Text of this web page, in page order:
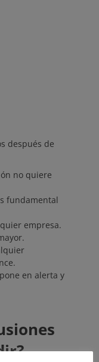
después de
no quiere
fundamental
empresa.
en alerta y